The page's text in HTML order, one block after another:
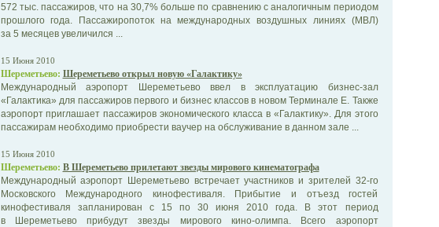
572 тыс. пассажиров, что на 30,7% больше по сравнению с аналогичным периодом
прошлого года. Пассажиропоток на международных воздушных линиях (МВЛ)
за 5 месяцев увеличился ...
15 Июня 2010
Шереметьево: Шереметьево открыл новую «Галактику»
Международный аэропорт Шереметьево ввел в эксплуатацию бизнес-зал
«Галактика» для пассажиров первого и бизнес классов в новом Терминале Е. Также
аэропорт приглашает пассажиров экономического класса в «Галактику». Для этого
пассажирам необходимо приобрести ваучер на обслуживание в данном зале ...
15 Июня 2010
Шереметьево: В Шереметьево прилетают звезды мирового кинематографа
Международный аэропорт Шереметьево встречает участников и зрителей 32-го
Московского Международного кинофестиваля. Прибытие и отъезд гостей
кинофестиваля запланирован с 15 по 30 июня 2010 года. В этот период
в Шереметьево прибудут звезды мирового кино-олимпа. Всего аэропорт